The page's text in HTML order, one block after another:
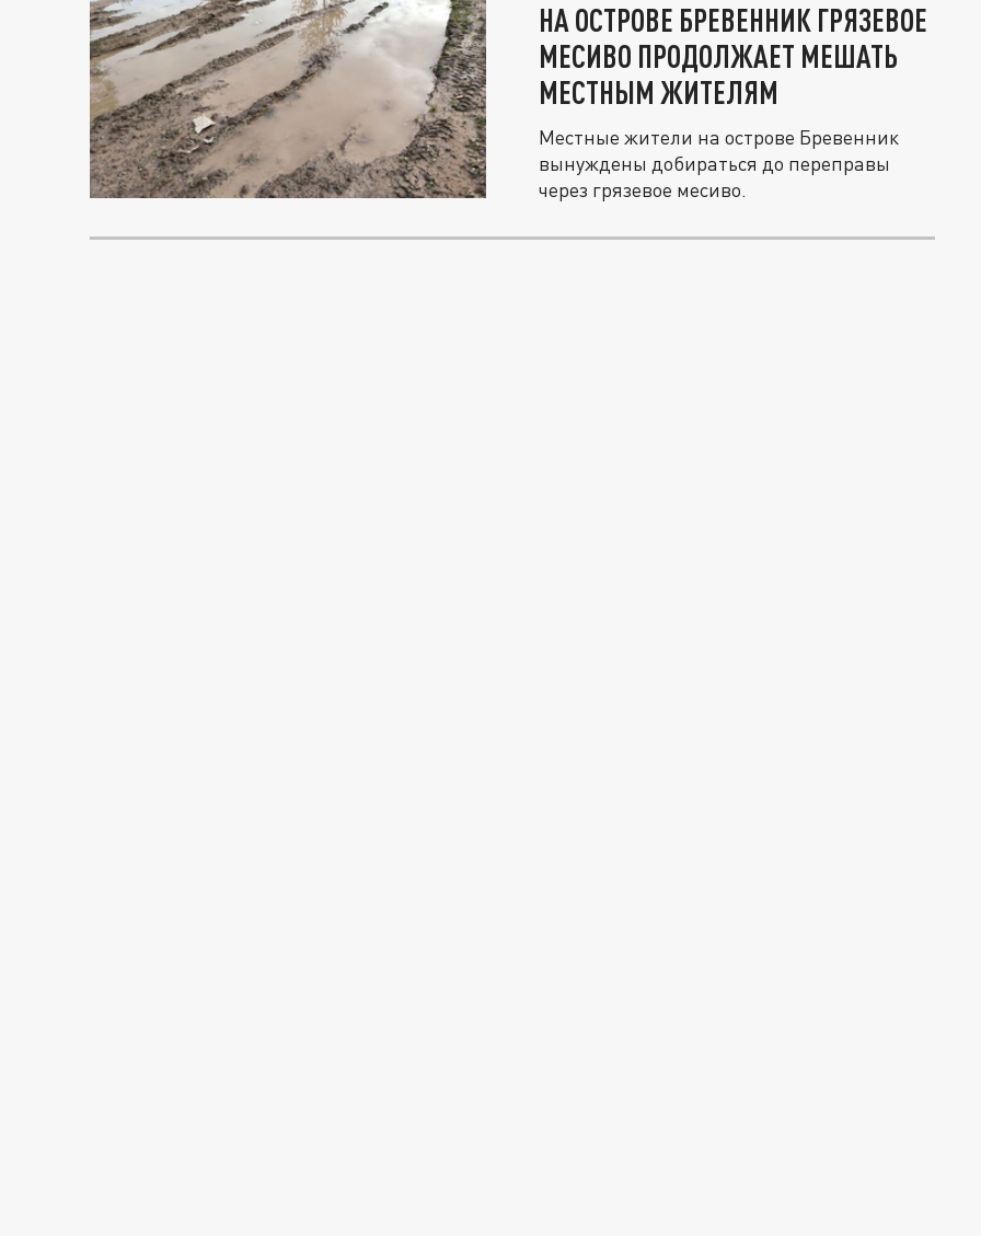
НА ОСТРОВЕ БРЕВЕННИК ГРЯЗЕВОЕ
МЕСИВО ПРОДОЛЖАЕТ МЕШАТЬ
МЕСТНЫМ ЖИТЕЛЯМ
Местные жители на острове Бревенник
вынуждены добираться до переправы
через грязевое месиво.